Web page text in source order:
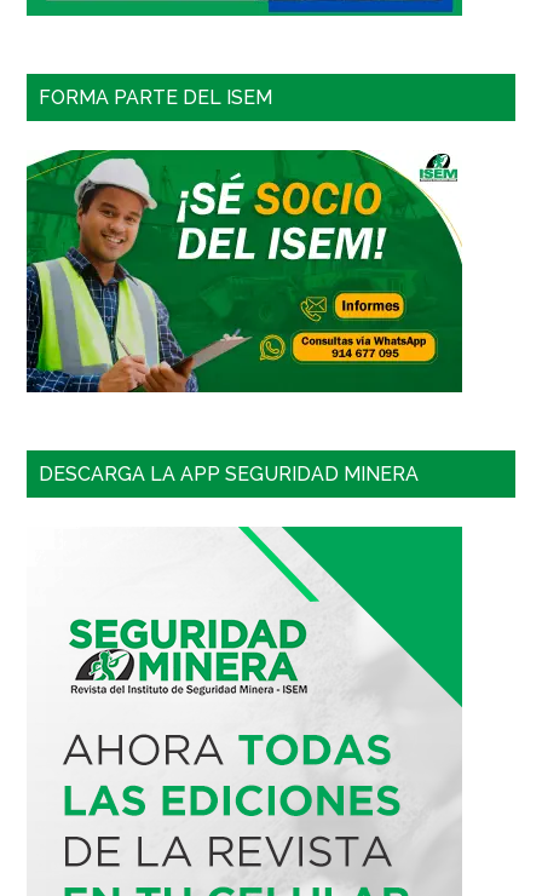
FORMA PARTE DEL ISEM
DESCARGA LA APP SEGURIDAD MINERA